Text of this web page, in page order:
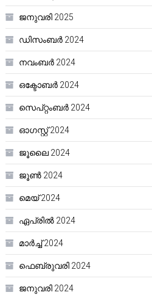
ജനുവരി 2025
ഡിസംബർ 2024
നവംബർ 2024
ഒക്ടോബർ 2024
സെപ്റ്റംബർ 2024
ഓഗസ്റ്റ്‌ 2024
ജൂലൈ 2024
ജൂൺ 2024
മെയ്‌ 2024
ഏപ്രിൽ 2024
മാർച്ച്‌ 2024
ഫെബ്രുവരി 2024
ജനുവരി 2024